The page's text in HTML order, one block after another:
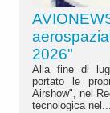
2026"
Alla fine di
portato le
Airshow", nel
tecnologica nel...